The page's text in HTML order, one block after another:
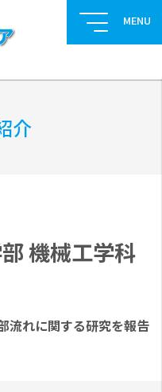
介
機械工学科
流れに関する研究を報告